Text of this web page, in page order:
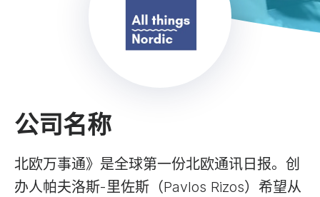
公司名称
北欧万事通》是全球第一份北欧通讯日报。创
办人帕夫洛斯-里佐斯（Pavlos Rizos）希望从